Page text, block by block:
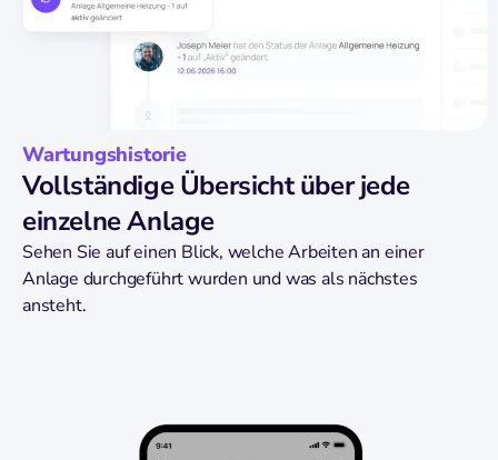
Wartungshistorie
Vollständige Übersicht über jede
einzelne Anlage
Sehen Sie auf einen Blick, welche Arbeiten an einer
Anlage durchgeführt wurden und was als nächstes
ansteht.